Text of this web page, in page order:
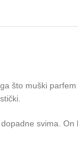
što muški
svima.